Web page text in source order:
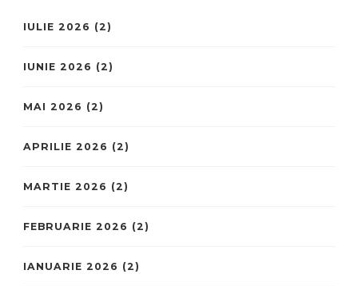
IULIE 2026 (2)
IUNIE 2026 (2)
MAI 2026 (2)
APRILIE 2026 (2)
MARTIE 2026 (2)
FEBRUARIE 2026 (2)
IANUARIE 2026 (2)